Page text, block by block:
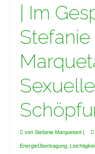
| Im
Stefanie
Sexuelle
von Stefanie Marquetant |
EnergieÜbertragung